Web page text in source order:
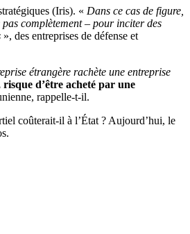
(Iris). « Dans ce cas de figure,
complètement – ​​pour inciter des
», des entreprises de défense et
étrangère rachète une entreprise
d’être acheté par une
rappelle-t-il.
coûterait-il à l’État ? Aujourd’hui, le